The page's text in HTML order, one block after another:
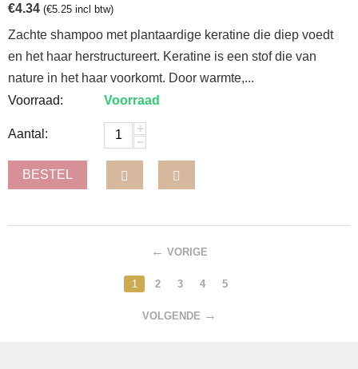
€4.34 (€5.25 incl btw)
Zachte shampoo met plantaardige keratine die diep voedt
en het haar herstructureert. Keratine is een stof die van
nature in het haar voorkomt. Door warmte,...
Voorraad:
Voorraad
Aantal:
+
−
BESTEL
VORIGE
1 2 3 4 5
VOLGENDE